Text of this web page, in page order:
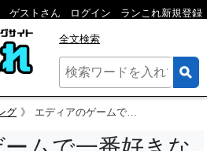
ゲストさん ログイン ランこれ新規登録
全文検索
グ エディアのゲームで一番好きなのはどれ？人気ゲームランキング開催！・人気投票